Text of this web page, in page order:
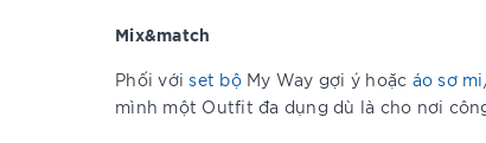
Mix&match
Phối vớiset bộMy Way gợi ý hoặc áo sơ mi
mình một Outfit đa dụng dù là cho nơi